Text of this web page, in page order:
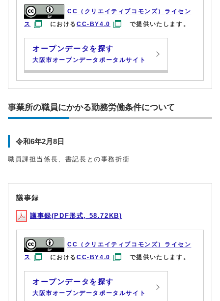
CC（クリエイティブコモンズ）ライセン
ス
におけるCC-BY4.0 で提供いたします。
オープンデータを探す
大阪市オープンデータポータルサイト
事業所の職員にかかる勤務労働条件について
令和6年2月8日
職員課担当係長、書記長との事務折衝
議事録
議事録(PDF形式, 58.72KB)
CC（クリエイティブコモンズ）ライセン
ス
におけるCC-BY4.0 で提供いたします。
オープンデータを探す
大阪市オープンデータポータルサイト